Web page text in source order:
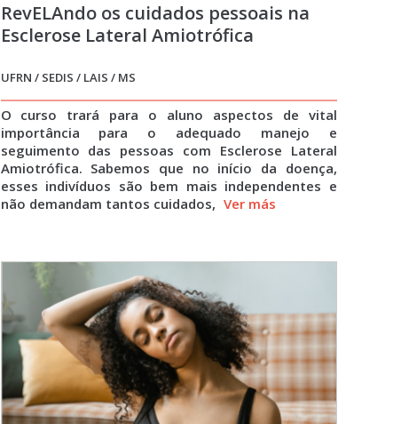
RevELAndo os cuidados pessoais na
Esclerose Lateral Amiotrófica
UFRN / SEDIS / LAIS / MS
O curso trará para o aluno aspectos de vital
importância para o adequado manejo e
seguimento das pessoas com Esclerose Lateral
Amiotrófica. Sabemos que no início da doença,
esses indivíduos são bem mais independentes e
não demandam tantos cuidados, Ver más